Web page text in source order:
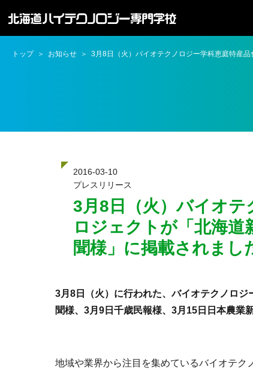
トップ お知らせ 3月8日（火）バイオテクノロジー学科恵庭特産
2016-03-10
プレスリリース
3月8日（火）バイオテ
ロジェクトが「北海道
聞様」に掲載されまし
3月8日（火）に行われた、バイオテクノロ
聞様、3月9日千歳民報様、3月15日日本農業
地域や業界から注目を集めているバイオテク